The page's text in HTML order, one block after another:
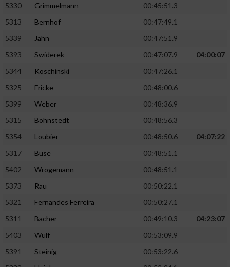
5330
Grimmelmann
00:45:51.3
5313
Bernhof
00:47:49.1
5339
Jahn
00:47:51.9
5393
Swiderek 00:47:07.9
04:00:07
5344
Koschinski
00:47:26.1
5325
Fricke
00:48:00.6
5399
Weber
00:48:36.9
5315
Böhnstedt
00:48:56.3
5354
Loubier 00:48:50.6
04:07:22
5317
Buse
00:48:51.1
5402
Wrogemann
00:48:51.1
5373
Rau
00:50:22.1
5321
Fernandes Ferreira
00:50:27.1
5311
Bacher 00:49:10.3
04:23:07
5403
Wulf
00:53:09.9
5391
Steinig
00:53:22.6